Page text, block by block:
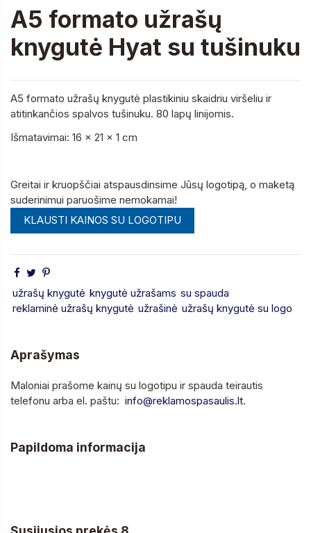
A5 formato užrašų
knygutė Hyat su tušinuku
A5 formato užrašų knygutė plastikiniu skaidriu viršeliu ir
atitinkančios spalvos tušinuku. 80 lapų linijomis.
Išmatavimai: 16 x 21 x 1 cm
Greitai ir kruopščiai atspausdinsime Jūsų logotipą, o maketą
suderinimui paruošime nemokamai!
KLAUSTI KAINOS SU LOGOTIPU
užrašų knygutė knygutė užrašams su spauda
reklaminė užrašų knygutė užrašinė užrašų knygutė su logo
Aprašymas
Maloniai prašome kainų su logotipu ir spauda teirautis
telefonu arba el. paštu: info@reklamospasaulis.lt.
Papildoma informacija